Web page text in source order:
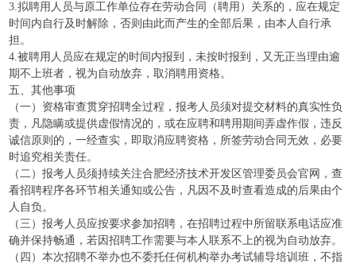
3.拟聘用人员与原工作单位存在劳动合同（聘用）关系的，应在规定
时间内自行及时解除，否则由此而产生的全部后果，由本人自行承
担。
4.被聘用人员应在规定的时间内报到，未按时报到，又无正当理由逾
期不上班者，视为自动放弃，取消聘用资格。
五、其他事项
（一）资格审查贯穿招聘全过程，报考人员须对提交材料的真实性负
责，凡隐瞒或提供虚假情况的，或在应聘和聘用期间弄虚作假，违反
诚信原则的，一经查实，即取消应聘资格，所签劳动合同无效，必要
时追究相关责任。
（二）报考人员须持续关注合肥经济技术开发区管理委员会官网，查
看招聘程序各环节相关通知或公告，凡因不及时查看造成的后果由个
人自负。
（三）报考人员应按要求参加招聘，在招聘过程中所留联系电话应准
确并保持畅通，若因招聘工作需要与本人联系不上的视为自动放弃。
（四）本次招聘不举办也不委托任何机构举办考试辅导培训班，不指